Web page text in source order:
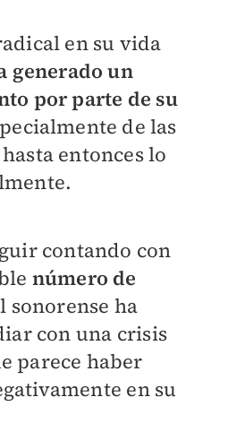
en su vida
generado un
por parte de su
de las
entonces lo
contando con
número de
sonorense ha
con una crisis
parece haber
en su